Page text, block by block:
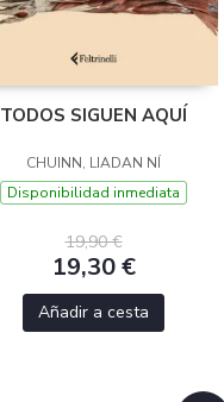
TODOS SIGUEN AQUÍ
CHUINN, LIADAN NÍ
Disponibilidad inmediata
19,90 €
19,30 €
Añadir a cesta